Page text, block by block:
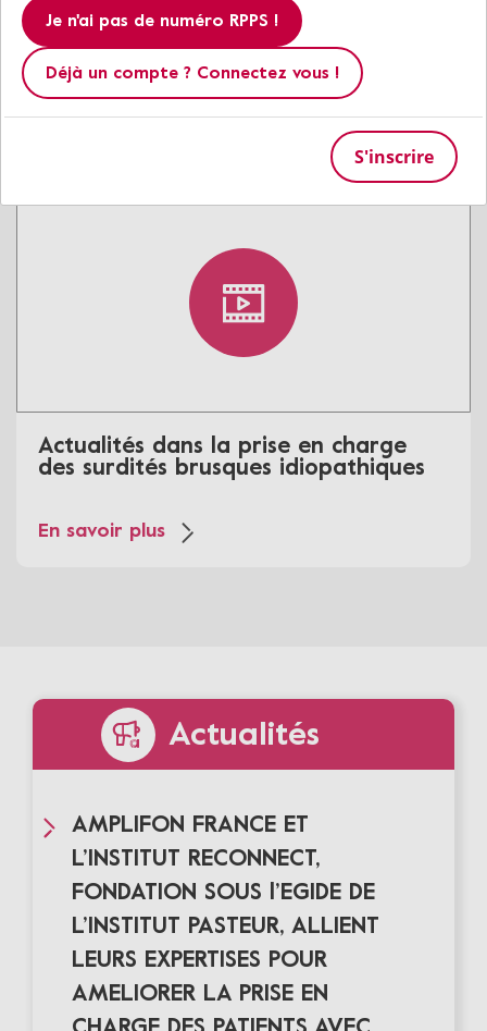
Intelligence artificielle basée sur des
organoïdes de cerveau humain : le
projet “Dishbrain”
Actualités dans la prise en charge
des surdités brusques idiopathiques
En savoir plus
Actualités
AMPLIFON FRANCE ET
L’INSTITUT RECONNECT,
FONDATION SOUS l’EGIDE DE
L’INSTITUT PASTEUR, ALLIENT
LEURS EXPERTISES POUR
AMELIORER LA PRISE EN
Je n'ai pas de numéro RPPS !
Déjà un compte ? Connectez vous !
S'inscrire